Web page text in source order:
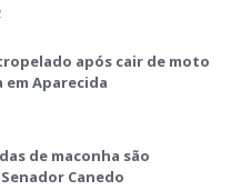
após cair de moto
Aparecida
de maconha são
Canedo